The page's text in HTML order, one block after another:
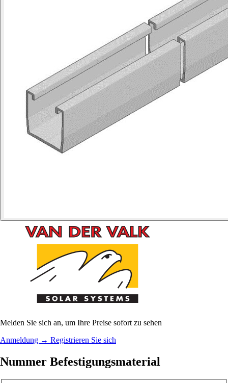
Melden Sie sich an, um Ihre Preise sofort zu sehen
Anmeldung → Registrieren Sie sich
Nummer Befestigungsmaterial